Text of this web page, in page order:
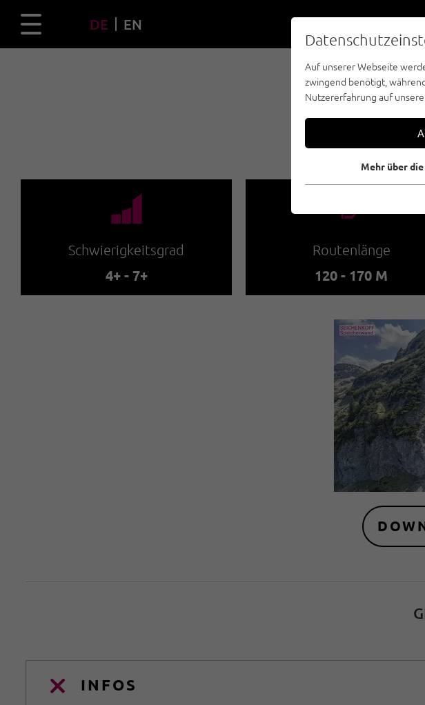
DE EN
🞽
Schwierigkeitsgrad
4+ - 7+
🔹
Routenlänge
120 - 170 M
INFOS
Auf unserer Webseite
zwingend benötigt,
Nutzererfahrung auf
Mehr über